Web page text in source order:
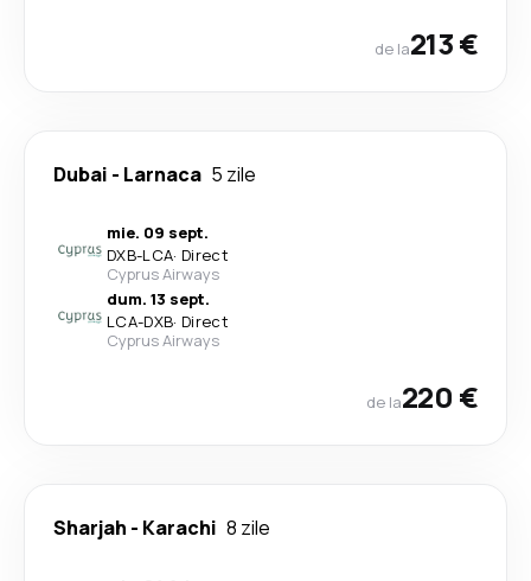
de la213 €
Dubai - Larnaca 5 zile
mie. 09 sept.
DXB-LCA· Direct
Cyprus Airways
dum. 13 sept.
LCA-DXB· Direct
Cyprus Airways
de la220 €
Sharjah - Karachi 8 zile